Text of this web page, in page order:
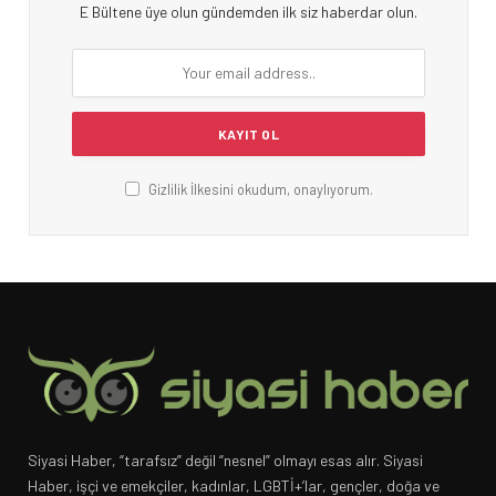
E Bültene üye olun gündemden ilk siz haberdar olun.
Gizlilik İlkesini okudum, onaylıyorum.
Siyasi Haber, “tarafsız” değil “nesnel” olmayı esas alır. Siyasi
Haber, işçi ve emekçiler, kadınlar, LGBTİ+’lar, gençler, doğa ve